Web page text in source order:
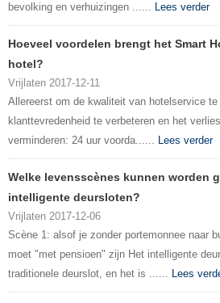
bevolking en verhuizingen ...... Lees verder
Hoeveel voordelen brengt het Smart
hotel?
Vrijlaten 2017-12-11
Allereerst om de kwaliteit van hotelservice te
klanttevredenheid te verbeteren en het
verminderen: 24 uur voorda...... Lees verder
Welke levensscènes kunnen worden
intelligente deursloten?
Vrijlaten 2017-12-06
Scène 1: alsof je zonder portemonnee naar
moet "met pensioen" zijn Het intelligente
traditionele deurslot, en het is ...... Lees